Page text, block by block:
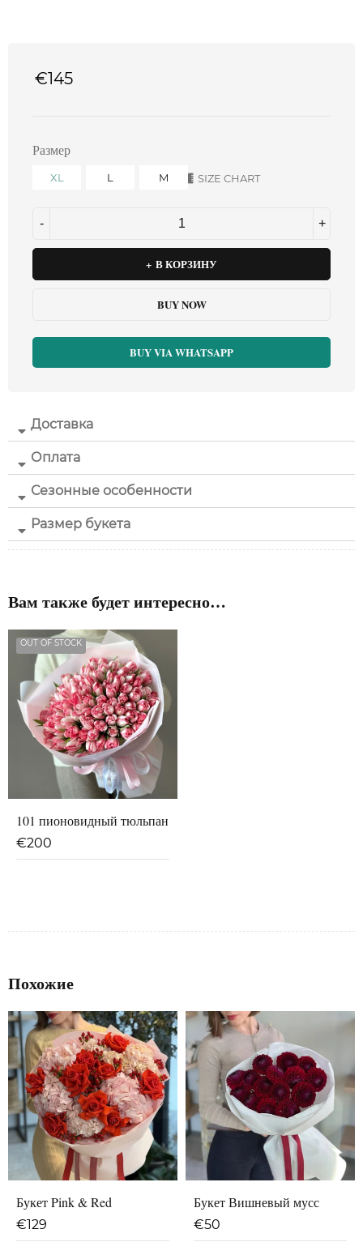
Доставка
Оплата
Сезонные особенности
Размер букета
€145
Размер
XL L M SIZE CHART
В КОРЗИНУ
BUY NOW
BUY VIA WHATSAPP
Вам также будет интересно…
OUT OF STOCK
101 пионовидный тюльпан
€200
Похожие
Букет Pink & Red
€129
Букет Вишневый мусс
€50